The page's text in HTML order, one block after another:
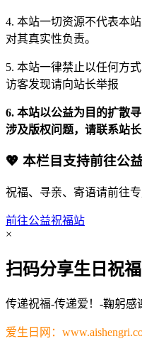
4. 本站一切资源不代表本
对其真实性负责。
5. 本站一律禁止以任何方
访客发现请向站长举报
6. 本站以公益为目的扩散
涉及版权问题，请联系站
💖 本栏目支持前往公
祝福、寻亲、寄语请前往
前往公益祝福站
×
扫码分享生日祝福
传递祝福-传递爱！-鞠躬感
爱生日网：